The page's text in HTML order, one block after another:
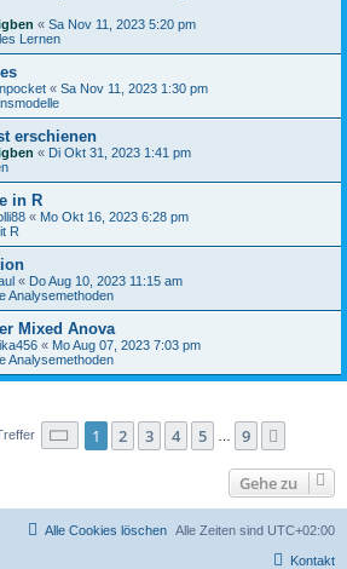
« Sa Nov 11, 2023 5:20 pm
Lernen
« Sa Nov 11, 2023 1:30 pm
erschienen
« Di Okt 31, 2023 1:41 pm
in R
« Mo Okt 16, 2023 6:28 pm
R
« Do Aug 10, 2023 11:15 am
Analysemethoden
Mixed Anova
« Mo Aug 07, 2023 7:03 pm
Analysemethoden
Seite 1von
1 2 3 4 5 9
Gehe zu
Alle Zeiten sind UTC+02:00
Alle Cookies löschen
Kontakt